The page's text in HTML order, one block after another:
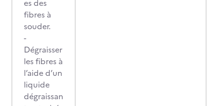
es des
fibres à
souder.
-
Dégraisser
les fibres à
l’aide d’un
liquide
dégraissan